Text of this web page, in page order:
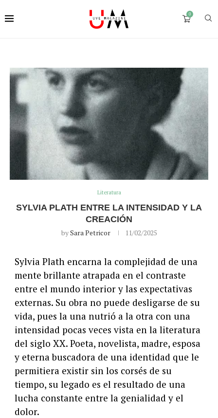
0
Literatura
SYLVIA PLATH ENTRE LA INTENSIDAD Y LA
CREACIÓN
bySara Petricor 11/02/2025
Sylvia Plath encarna la complejidad de una
mente brillante atrapada en el contraste
entre el mundo interior y las expectativas
externas. Su obra no puede desligarse de su
vida, pues la una nutrió a la otra con una
intensidad pocas veces vista en la literatura
del siglo XX. Poeta, novelista, madre, esposa
y eterna buscadora de una identidad que le
permitiera existir sin los corsés de su
tiempo, su legado es el resultado de una
lucha constante entre la genialidad y el
dolor.